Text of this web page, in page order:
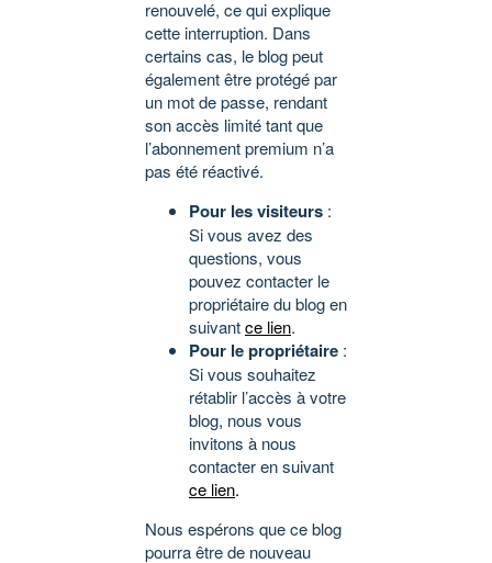
renouvelé, ce qui explique
cette interruption. Dans
certains cas, le blog peut
également être protégé par
un mot de passe, rendant
son accès limité tant que
l’abonnement premium n’a
pas été réactivé.
Pour les visiteurs :
Si vous avez des
questions, vous
pouvez contacter le
propriétaire du blog en
suivantce lien.
Pour le propriétaire :
Si vous souhaitez
rétablir l’accès à votre
blog, nous vous
invitons à nous
contacter en suivant
ce lien.
Nous espérons que ce blog
pourra être de nouveau